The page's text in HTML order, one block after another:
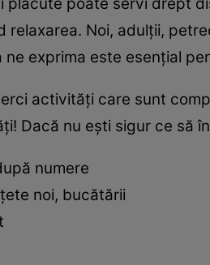
plăcute poate servi drept
relaxarea. Noi, adulții,
ne exprima este esențial
activități care sunt
Dacă nu ești sigur ce să
numere
noi, bucătării